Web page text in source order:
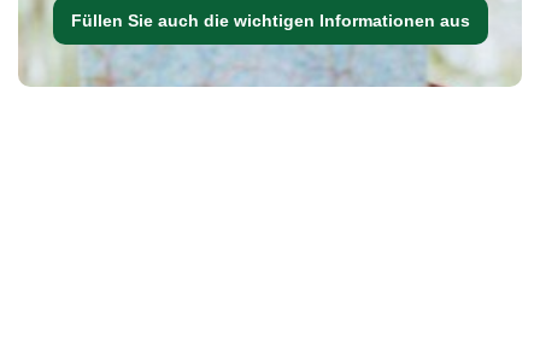
Füllen Sie auch die wichtigen Informationen aus